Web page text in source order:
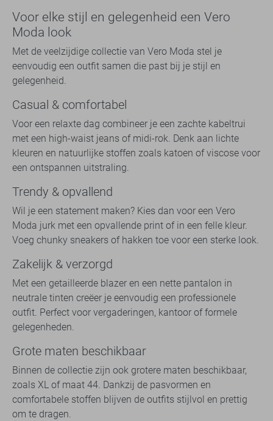
Voor elke stijl en gelegenheid een Vero
Moda look
Met de veelzijdige collectie van Vero Moda stel je
eenvoudig een outfit samen die past bij je stijl en
gelegenheid.
Casual & comfortabel
Voor een relaxte dag combineer je een zachte kabeltrui
met een high-waist jeans of midi-rok. Denk aan lichte
kleuren en natuurlijke stoffen zoals katoen of viscose voor
een ontspannen uitstraling.
Trendy & opvallend
Wil je een statement maken? Kies dan voor een Vero
Moda jurk met een opvallende print of in een felle kleur.
Voeg chunky sneakers of hakken toe voor een sterke look.
Zakelijk & verzorgd
Met een getailleerde blazer en een nette pantalon in
neutrale tinten creëer je eenvoudig een professionele
outfit. Perfect voor vergaderingen, kantoor of formele
gelegenheden.
Grote maten beschikbaar
Binnen de collectie zijn ook grotere maten beschikbaar,
zoals XL of maat 44. Dankzij de pasvormen en
comfortabele stoffen blijven de outfits stijlvol en prettig
om te dragen.